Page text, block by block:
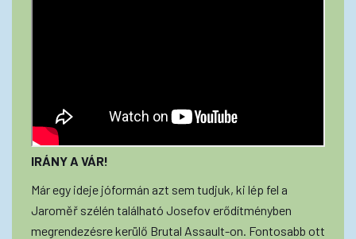
IRÁNY A VÁR!
Már egy ideje jóformán azt sem tudjuk, ki lép fel a
Jaroměř szélén található Josefov erődítményben
megrendezésre kerülő Brutal Assault-on. Fontosabb ott